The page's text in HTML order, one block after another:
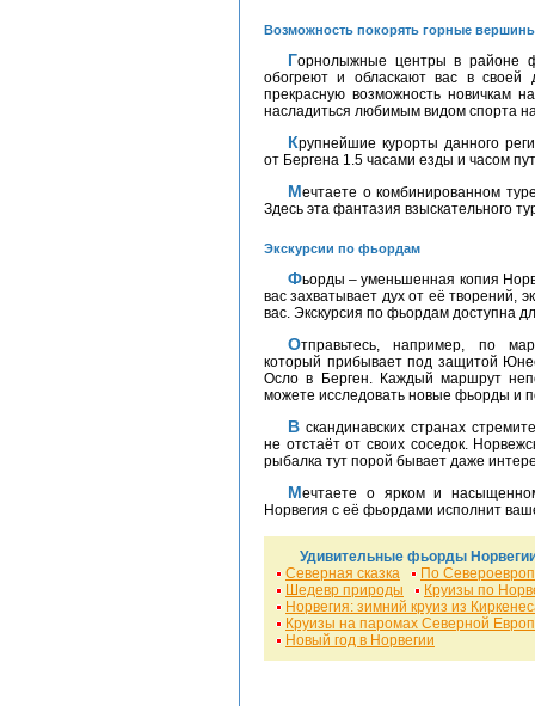
Возможность покорять горные
Горнолыжные центры в районе фьордов не могут похвастаться просторами, но
обогреют и обласкают вас в своей
прекрасную возможность новичкам
насладиться любимым видом спорта
Крупнейшие курорты данного региона располагаются в городке Восс, отделённого
от Бергена 1.5 часами езды и часом
Мечтаете о комбинированном
Здесь эта фантазия взыскательного
Экскурсии по фьордам
Фьорды – уменьшенная копия Норвегии. Если ваш любимый художник – природа, и у
вас захватывает дух от её творений,
вас. Экскурсия по фьордам доступна
Отправьтесь, например, по маршруту: "Гудванген-Флом" через Нэрёй-фьорд,
который прибывает под защитой
Осло в Берген. Каждый маршрут
можете исследовать новые фьорды и
В скандинавских странах стремительно развивается также спа-туризм, и Норвегия
не отстаёт от своих соседок.
рыбалка тут порой бывает даже
Мечтаете о ярком и насыщенном впечатлениями отпуске зимой? Волшебница
Норвегия с её фьордами исполнит
Удивительные фьорды
Северная сказка
По
Шедевр природы
Круизы по
Норвегия: зимний круиз из
Круизы на паромах Северной
Новый год в Норвегии